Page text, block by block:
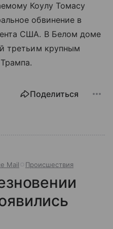
Коулу Томасу
обвинение в
США. В Белом доме
третьим крупным
Поделиться
Mail Происшествия